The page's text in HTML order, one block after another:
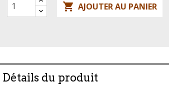
 AJOUTER AU PANIER
Détails du produit